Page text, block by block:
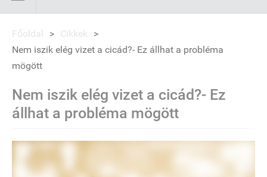
Főoldal > Cikkek
>
Nem iszik elég vizet a cicád?- Ez állhat a probléma
mögött
Nem iszik elég vizet a cicád?- Ez
állhat a probléma mögött